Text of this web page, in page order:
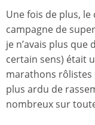
Une fois de plus,
campagne de
je n’avais plus
certain sens) était
marathons rôlistes
plus ardu de
nombreux sur